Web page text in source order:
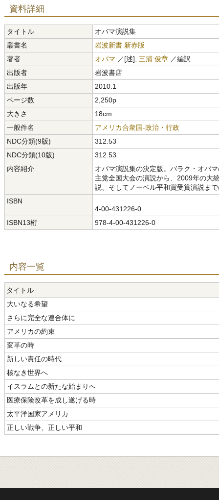
資料詳細
タイトル
オバマ演説集
叢書名
岩波新書 新赤版
著者
オバマ ／[述], 三浦 俊章 ／編訳
出版者
岩波書店
出版年
2010.1
ページ数
2,250p
大きさ
18cm
一般件名
アメリカ合衆国-政治・行政
NDC分類(9版)
312.53
NDC分類(10版)
312.53
内容紹介
オバマ演説集の決定版。バラク・オバ
主党全国大会の演説から、2009年の大
説、そしてノーベル平和賞受賞演説ま
ISBN
4-00-431226-0
ISBN13桁
978-4-00-431226-0
内容一覧
タイトル
大いなる希望
さらに完全な連合体に
アメリカの約束
変革の時
新しい責任の時代
核なき世界へ
イスラムとの新たな始まりへ
医療保険改革を成し遂げる時
太平洋国家アメリカ
正しい戦争、正しい平和